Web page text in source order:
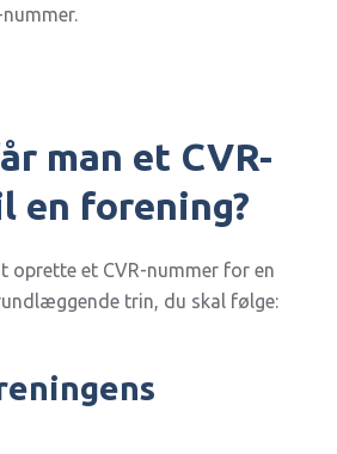
man et CVR-
en forening?
oprette et CVR-nummer for en
trin, du skal følge: